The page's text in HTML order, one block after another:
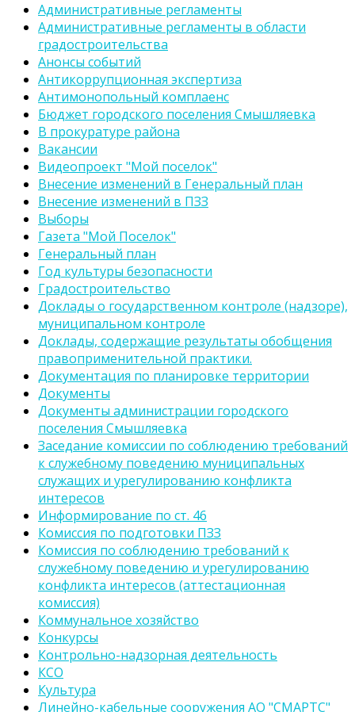
Административные регламенты
Административные регламенты в области
градостроительства
Анонсы событий
Антикоррупционная экспертиза
Антимонопольный комплаенс
Бюджет городского поселения Смышляевка
В прокуратуре района
Вакансии
Видеопроект "Мой поселок"
Внесение изменений в Генеральный план
Внесение изменений в ПЗЗ
Выборы
Газета "Мой Поселок"
Генеральный план
Год культуры безопасности
Градостроительство
Доклады о государственном контроле (надзоре),
муниципальном контроле
Доклады, содержащие результаты обобщения
правоприменительной практики.
Документация по планировке территории
Документы
Документы администрации городского
поселения Смышляевка
Заседание комиссии по соблюдению требований
к служебному поведению муниципальных
служащих и урегулированию конфликта
интересов
Информирование по ст. 46
Комиссия по подготовки ПЗЗ
Комиссия по соблюдению требований к
служебному поведению и урегулированию
конфликта интересов (аттестационная
комиссия)
Коммунальное хозяйство
Конкурсы
Контрольно-надзорная деятельность
КСО
Культура
Линейно-кабельные сооружения АО "СМАРТС"